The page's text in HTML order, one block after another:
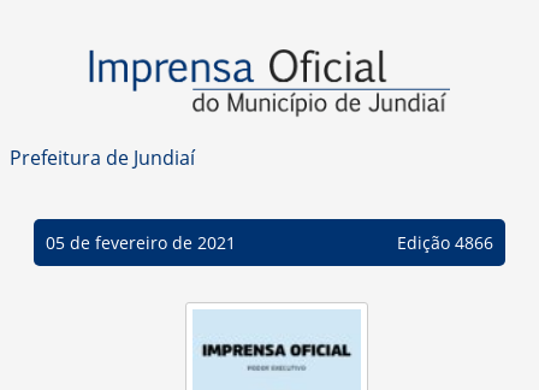
Prefeitura de Jundiaí
05 de fevereiro de 2021 Edição 4866